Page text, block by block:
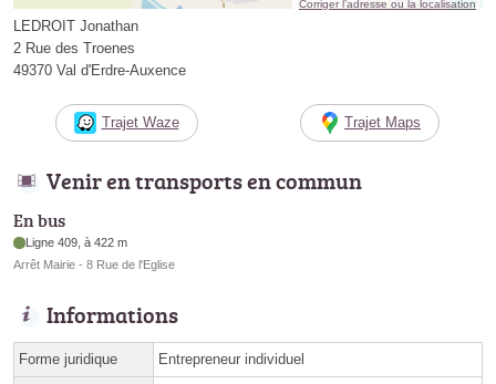
Corriger l’adresse ou la localisation
LEDROIT Jonathan
2 Rue des Troenes
49370 Val d'Erdre-Auxence
Trajet Waze Trajet Maps
Venir en transports en commun
En bus
Ligne 409, à 422 m
Arrêt Mairie - 8 Rue de l'Eglise
Informations
Forme juridique Entrepreneur individuel